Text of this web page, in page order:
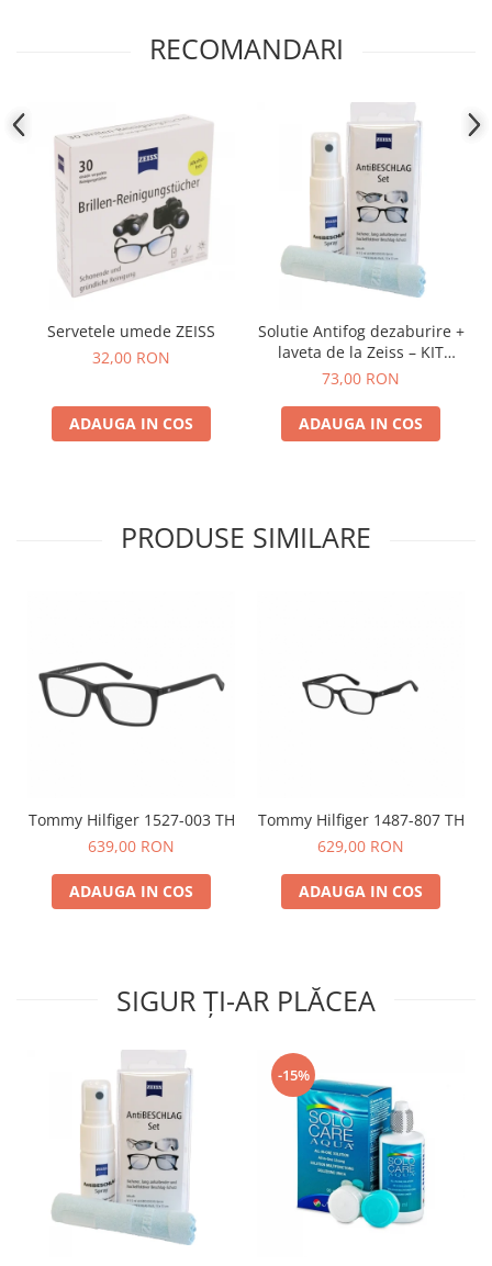
RECOMANDARI
Servetele umede ZEISS
32,00 RON
ADAUGA IN COS
Solutie Antifog dezaburire +
laveta de la Zeiss – KIT
COMPLET
73,00 RON
ADAUGA IN COS
PRODUSE SIMILARE
Tommy Hilfiger 1527-003 TH
639,00 RON
ADAUGA IN COS
Tommy Hilfiger 1487-807 TH
629,00 RON
ADAUGA IN COS
SIGUR ȚI-AR PLĂCEA
-15%